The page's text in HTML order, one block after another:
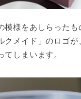
模様をあしらったも
クメイド」のロゴが
てしまいます。